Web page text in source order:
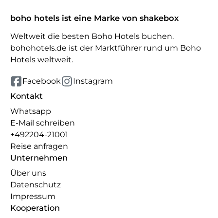
boho hotels ist eine Marke von shakebox
Weltweit die besten Boho Hotels buchen.
bohohotels.de ist der Marktführer rund um Boho
Hotels weltweit.
Facebook Instagram
Kontakt
Whatsapp
E-Mail schreiben
+492204-21001
Reise anfragen
Unternehmen
Über uns
Datenschutz
Impressum
Kooperation